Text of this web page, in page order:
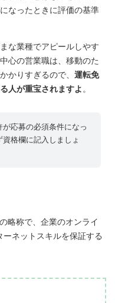
なったときに評価の基準
な業種でアピールしやす
心の営業職は、移動のた
かりすぎるので、 運転免
人が重宝されますよ 。
応募の必須条件になっ
格欄に記入しましょ
略称で、企業のオンライ
ネットスキルを保証する